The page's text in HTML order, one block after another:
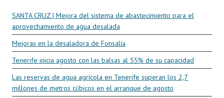
SANTA CRUZ | Mejora del sistema de abastecimiento para el
aprovechamiento de agua desalada
Mejoras en la desaladora de Fonsalía
Tenerife inicia agosto con las balsas al 55% de su capacidad
Las reservas de agua agrícola en Tenerife superan los 2,7
millones de metros cúbicos en el arranque de agosto